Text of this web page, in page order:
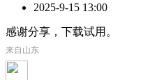
2025-9-15 13:00
感谢分享，下载试用。
来自山东